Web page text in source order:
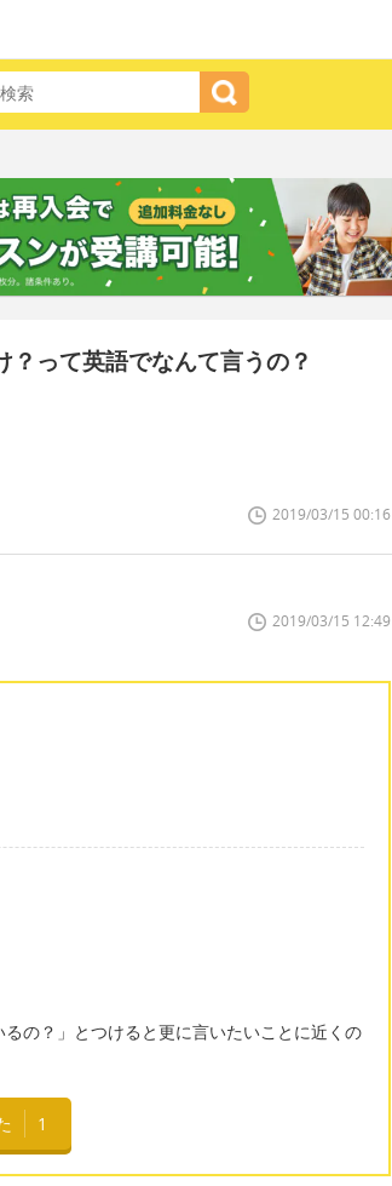
って英語でなんて言うの？
2019/03/15 00:16
2019/03/15 12:49
の？」とつけると更に言いたいことに近くの
1